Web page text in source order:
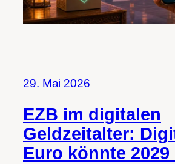
29. Mai 2026
EZB im digitalen
Geldzeitalter:
Euro könnte